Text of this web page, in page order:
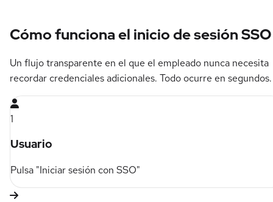
Cómo funciona el inicio de sesión SSO
Un flujo transparente en el que el empleado nunca necesita
recordar credenciales adicionales. Todo ocurre en segundos.
1
Usuario
Pulsa "Iniciar sesión con SSO"